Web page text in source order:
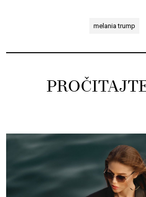
melania trump